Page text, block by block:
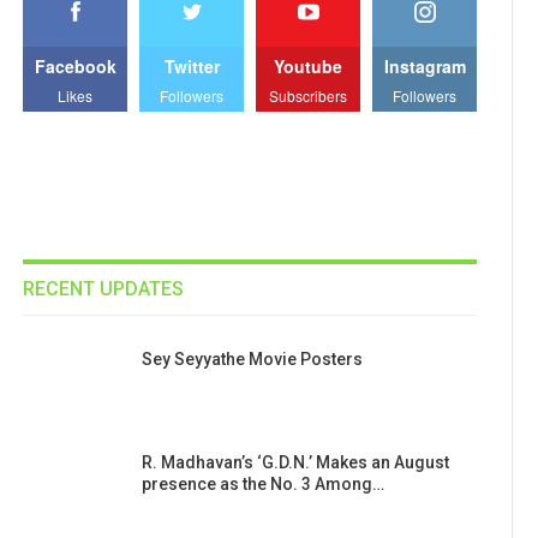
Facebook
Likes
Twitter
Followers
Youtube
Subscribers
Instagram
Followers
RECENT UPDATES
Sey Seyyathe Movie Posters
R. Madhavan’s ‘G.D.N.’ Makes an August
presence as the No. 3 Among…